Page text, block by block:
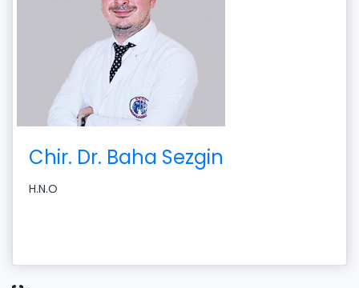
Chir. Dr. Baha Sezgin
H.N.O